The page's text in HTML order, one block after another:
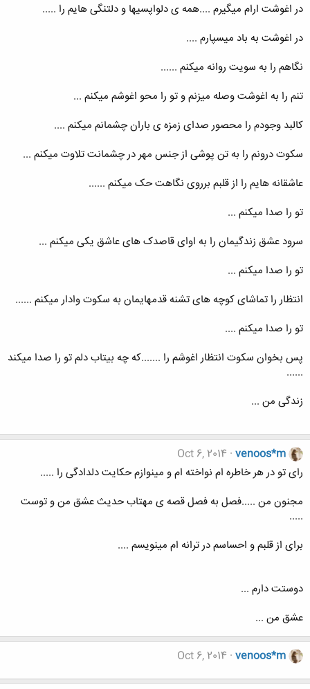
در اغوشت ارام میگیرم ....همه ی دلواپسیها و دلتنگی هایم را .....
در اغوشت به باد میسپارم ....
نگاهم را به سویت روانه میکنم ......
تنم را به اغوشت وصله میزنم و تو را محو اغوشم میکنم ...
کالبد وجودم را محصور صدای زمزه ی باران چشمانم میکنم ....
سکوت درونم را به تن پوشی از جنس مهر در چشمانت تلاوت میکنم ...
عاشقانه هایم را از قلبم برروی نگاهت حک میکنم ......
تو را صدا میکنم ...
سرود عشق زندگیمان را به اوای قاصدک های عاشق یکی میکنم ...
تو را صدا میکنم ...
انتظار را تماشای کوچه های تشنه قدمهایمان به سکوت وادار میکنم ......
تو را صدا میکنم ....
پس بخوان سکوت انتظار اغوشم را .......که چه بیتاب دلم تو را صدا میکند
......
زندگی من ...
venoos*m
Oct 6, 2014
رای تو در هر خاطره ام نواخته ام و مینوازم حکایت دلدادگی را .....
مجنون من .....فصل به فصل قصه ی مهتاب حدیث عشق من و توست
.....
برای از قلبم و احساسم در ترانه ام مینویسم ....
دوستت دارم ...
عشق من ...
venoos*m
Oct 6, 2014